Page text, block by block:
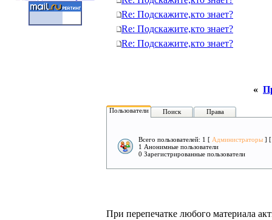
Re: Подскажите,кто знает?
Re: Подскажите,кто знает?
Re: Подскажите,кто знает?
«
Пользователи Поиск Права
Всего пользователей: 1 [ Администраторы ]
1 Анонимные пользователи
0 Зарегистрированные пользователи
При перепечатке любого материала